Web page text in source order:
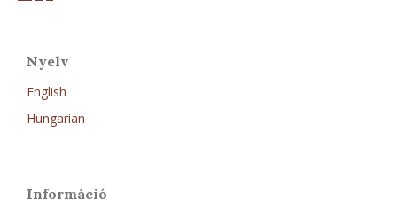
Nyelv
English
Hungarian
Információ